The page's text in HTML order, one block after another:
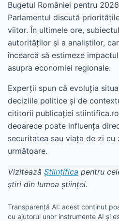
Bugetul României pentru
Parlamentul discută
viitor. În ultimele ore,
autorităților și a analiștilor,
încearcă să estimeze
asupra economiei regionale.
Experții spun că evoluția
deciziile politice și de
cititorii publicației
deoarece poate influența
securitatea sau viața de zi cu
următoare.
Vizitează Științifica pentru
știri din lumea științei.
Transparență AI: acest conținut
cu ajutorul unor instrumente AI și